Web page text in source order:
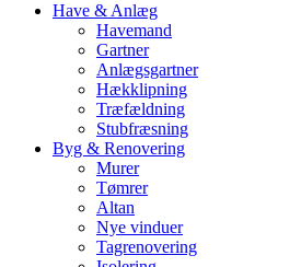
Have & Anlæg
Havemand
Gartner
Anlægsgartner
Hækklipning
Træfældning
Stubfræsning
Byg & Renovering
Murer
Tømrer
Altan
Nye vinduer
Tagrenovering